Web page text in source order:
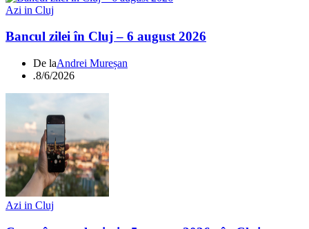
Azi in Cluj
Bancul zilei în Cluj – 6 august 2026
De laAndrei Mureșan
.8/6/2026
Azi in Cluj